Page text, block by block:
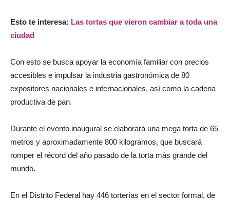
Esto te interesa: Las tortas que vieron cambiar a toda una
ciudad
Con esto se busca apoyar la economía familiar con precios
accesibles e impulsar la industria gastronómica de 80
expositores nacionales e internacionales, así como la cadena
productiva de pan.
Durante el evento inaugural se elaborará una mega torta de 65
metros y aproximadamente 800 kilogramos, que buscará
romper el récord del año pasado de la torta más grande del
mundo.
En el Distrito Federal hay 446 torterías en el sector formal, de